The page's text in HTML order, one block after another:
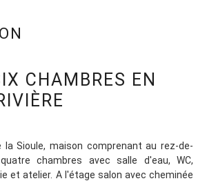
CHAMBRES EN
la Sioule, maison comprenant au rez-de-
chambres avec salle d'eau, WC,
et atelier. A l'étage salon avec cheminée